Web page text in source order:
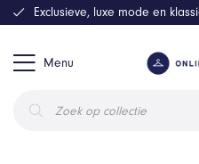
Menu
zoeken
Exclusieve, luxe mode en